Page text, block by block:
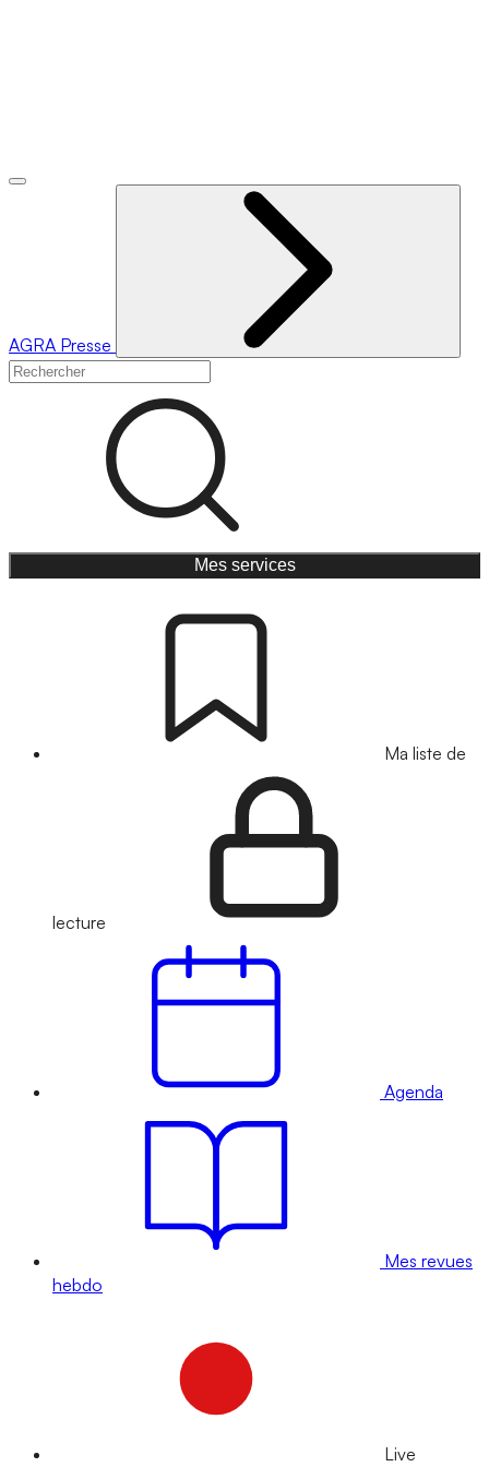
AGRA Presse
Mes services
Ma liste de
lecture
Agenda
Mes revues
hebdo
Live